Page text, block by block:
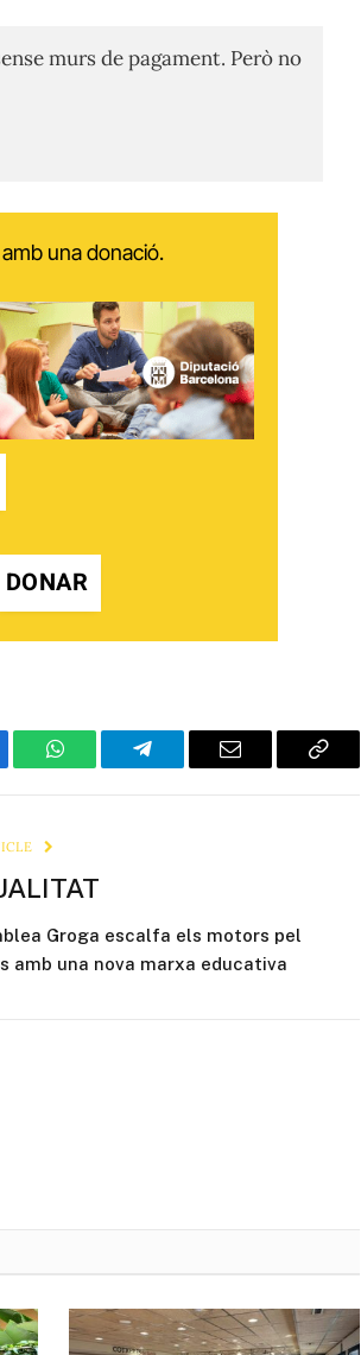
murs de pagament. Però no
una donació.
DONAR
WhatsAppTelegram Email
Copy
Groga escalfa els motors pel
amb una nova marxa educativa